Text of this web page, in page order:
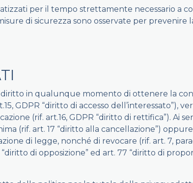
per il tempo strettamente necessario a
di sicurezza sono osservate per
in qualunque momento di ottenere la
GDPR “diritto di accesso dell’interessato”),
(rif. art.16, GDPR “diritto di rettifica”). Ai
(rif. art. 17 “diritto alla cancellazione”)
di legge, nonché di revocare (rif. art. 7,
di opposizione” ed art. 77 “diritto di